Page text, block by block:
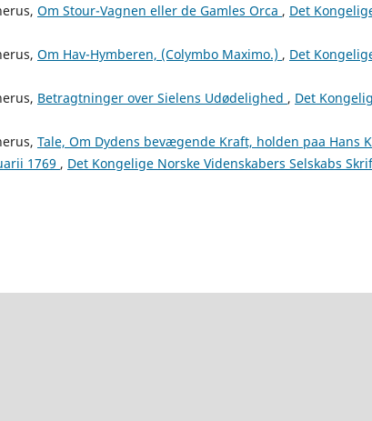
Om Stour-Vagnen eller de Gamles Orca , Det
Om Hav-Hymberen, (Colymbo Maximo.) , Det
Betragtninger over Sielens Udødelighed , Det
Tale, Om Dydens bevægende Kraft, holden paa Hans
1769 , Det Kongelige Norske Videnskabers Selskabs